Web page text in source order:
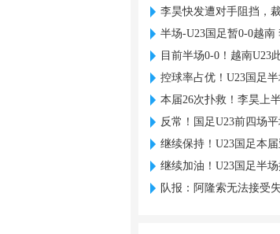
李昊快发遭对手阻挡，
半场-U23国足暂0-0越南 李
目前半场0-0！越南U23
控球率占优！U23国足半场
本届26次扑救！李昊上半场飞
反常！国足U23前四场平均
继续保持！U23国足本届亚洲
继续加油！U23国足半场控球
队报：阿隆索无法接受失利，